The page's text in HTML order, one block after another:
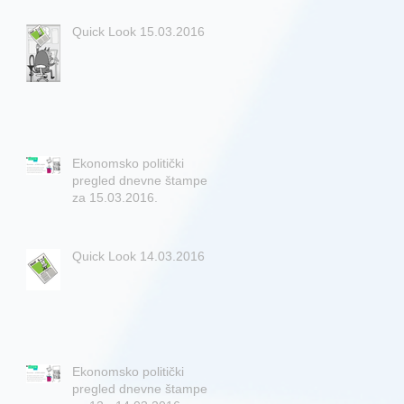
Quick Look 15.03.2016
Ekonomsko politički
pregled dnevne štampe
za 15.03.2016.
Quick Look 14.03.2016
Ekonomsko politički
pregled dnevne štampe